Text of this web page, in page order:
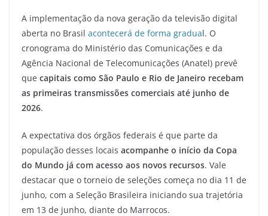
A implementação da nova geração da televisão digital
aberta no Brasil acontecerá de forma gradual. O
cronograma do Ministério das Comunicações e da
Agência Nacional de Telecomunicações (Anatel) prevê
que capitais como São Paulo e Rio de Janeiro recebam
as primeiras transmissões comerciais até junho de
2026.
A expectativa dos órgãos federais é que parte da
população desses locais acompanhe o início da Copa
do Mundo já com acesso aos novos recursos. Vale
destacar que o torneio de seleções começa no dia 11 de
junho, com a Seleção Brasileira iniciando sua trajetória
em 13 de junho, diante do Marrocos.